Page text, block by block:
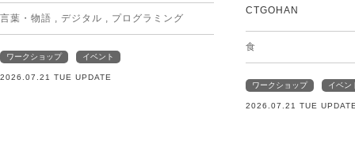
言葉・物語 デジタル プログラミング
ワークショップ イベント
2026.07.21 TUE UPDATE
CTGOHAN
食
ワークショップ イベン
2026.07.21 TUE